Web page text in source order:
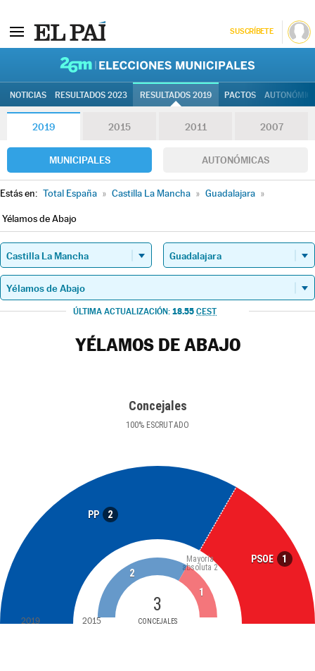
SUSCRÍBETE
NOTICIAS RESULTADOS 2023 RESULTADOS 2019 PACTOS
2019 2015 2011 2007
MUNICIPALES AUTONÓMICAS
Estás en: Total España » Castilla La Mancha » Guadalajara »
Yélamos de Abajo
ÚLTIMA ACTUALIZACIÓN: 18.55 CEST
YÉLAMOS DE ABAJO
Concejales
100% ESCRUTADO
PP 2
PSOE 1
3
CONCEJALES
Mayoría
absoluta 2
2
1
2019 2015